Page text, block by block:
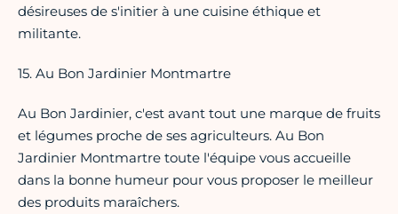
désireuses de s'initier à une cuisine éthique et
militante.
15. Au Bon Jardinier Montmartre
Au Bon Jardinier, c'est avant tout une marque de fruits
et légumes proche de ses agriculteurs. Au Bon
Jardinier Montmartre toute l'équipe vous accueille
dans la bonne humeur pour vous proposer le meilleur
des produits maraîchers.